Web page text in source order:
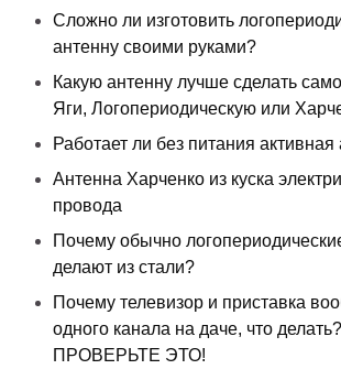
Сложно ли изготовить
антенну своими руками?
Какую антенну лучше сделать
Яги, Логопериодическую или
Работает ли без питания активная
Антенна Харченко из куска
провода
Почему обычно
делают из стали?
Почему телевизор и приставка
одного канала на даче, что
ПРОВЕРЬТЕ ЭТО!